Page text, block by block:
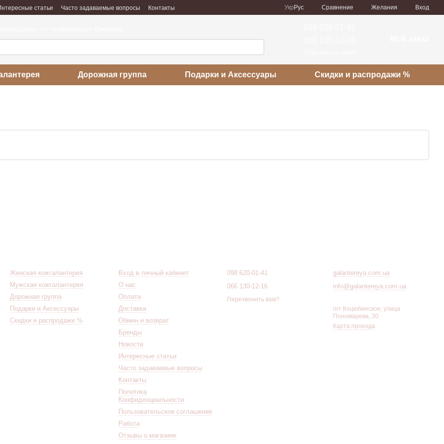
статьи Часто задаваемые вопросы
Контакты
Укр Рус Сравнение Желания Вход
Дорожная группа Подарки и Аксессуары Скидки и распродажи %
Женская кожгалантерея
Мужская кожгалантерея
Дорожная группа
Подарки и Аксессуары
Скидки и распродажи %
Вход в личный кабинет
О нас
Оплата
Доставка
Обмен и возврат
Бренды
Новости
Интересные статьи
Часто задаваемые вопросы
Контакты
Политика
Конфиденциальности
Пользовательское соглашение
Работа
Отзывы о магазине
098 620-01-41
066 130-12-16
Перезвонить вам?
galantereya.com.ua
info@galantereya.com.ua
пгт Коцюбинское, улица
Пономарева, 30
Карта проезда